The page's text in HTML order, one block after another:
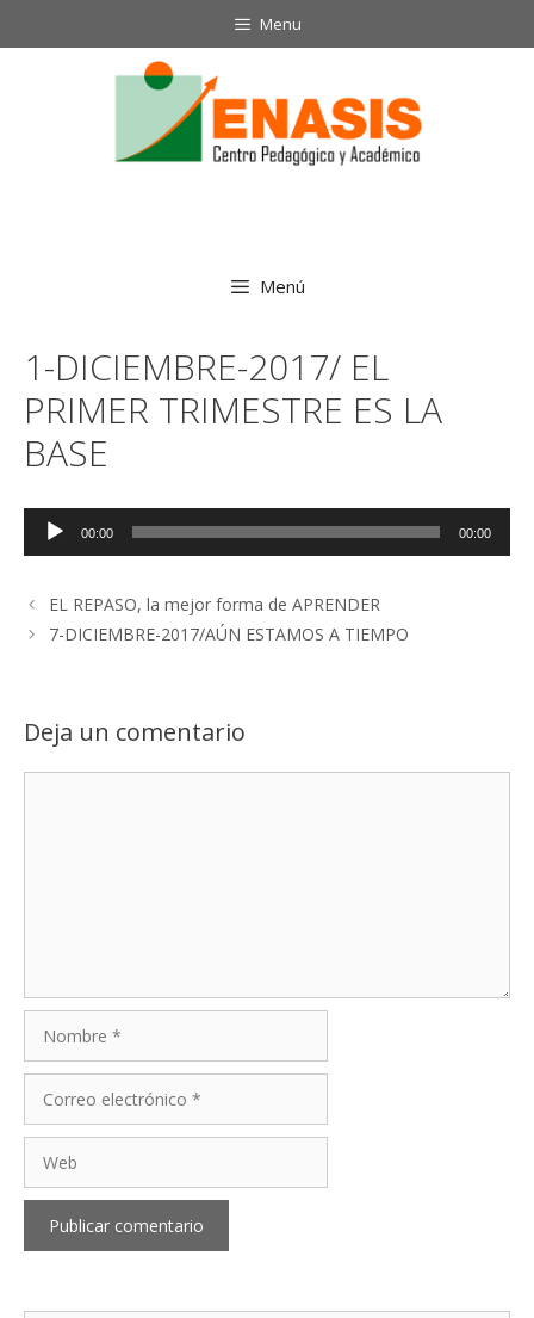
Menu
Menú
1-DICIEMBRE-2017/ EL
PRIMER TRIMESTRE ES LA
BASE
Reproductor
00:00 00:00
EL REPASO, la mejor forma de APRENDER
7-DICIEMBRE-2017/AÚN ESTAMOS A TIEMPO
Deja un comentario
electrónico